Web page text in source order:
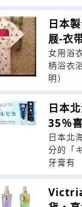
日本
屐-衣
女用浴
柄浴衣
明）
日本
35％
日本北
分的「
牙膏有